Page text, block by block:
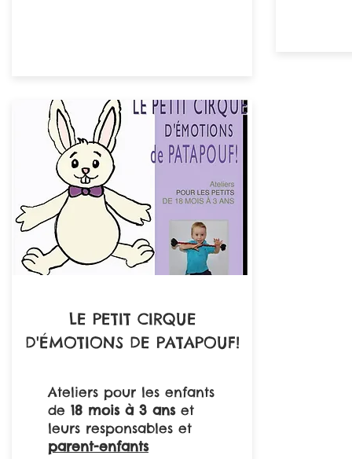
LE PETIT CIRQUE
D'ÉMOTIONS DE PATAPOUF!
Ateliers pour les enfants
de 18 mois à 3 ans et
leurs responsables et
parent-enfants